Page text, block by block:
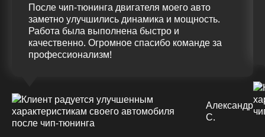
После чип-тюнинга двигателя моего авто
заметно улучшились динамика и мощность.
Работа была выполнена быстро и
качественно. Огромное спасибо команде за
профессионализм!
Александр
С.